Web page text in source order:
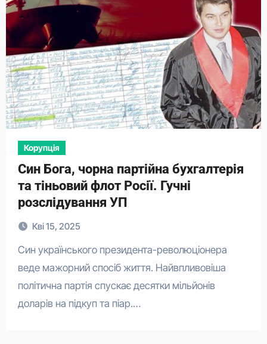
Корупція
Син Бога, чорна партійна бухгалтерія
та тіньовий флот Росії. Гучні
розслідування УП
Кві 15, 2025
Син українського президента-революціонера
веде мажорний спосіб життя. Найвпливовіша
політична партія спускає десятки мільйонів
доларів на підкуп та піар.…